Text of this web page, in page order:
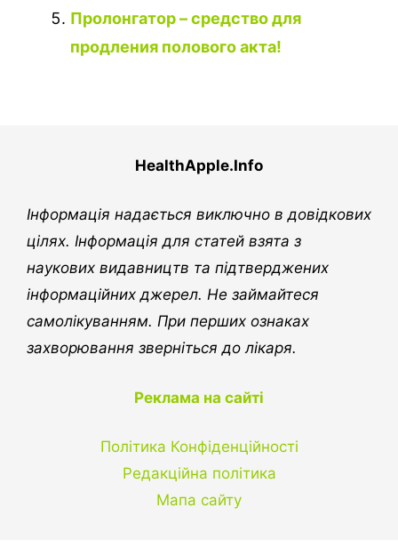
Пролонгатор – средство для
продления полового акта!
HealthApple.Info
Інформація надається виключно в довідкових
цілях. Інформація для статей взята з
наукових видавництв та підтверджених
інформаційних джерел. Не займайтеся
самолікуванням. При перших ознаках
захворювання зверніться до лікаря.
Реклама на сайті
Політика Конфіденційності
Редакційна політика
Мапа сайту